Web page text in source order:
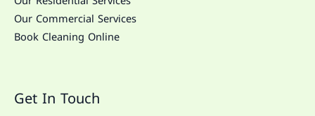
Our Commercial Services
Book Cleaning Online
Get In Touch